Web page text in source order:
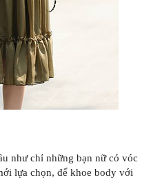
như chỉ những bạn nữ có vóc
lựa chọn, để khoe body với